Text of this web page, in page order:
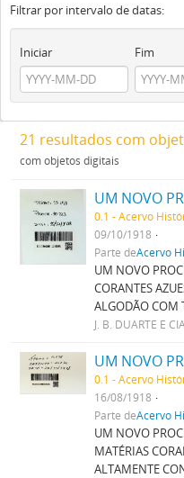
Filtrar por intervalo de datas:
Iniciar Fim
21 resultados com
com objetos digitais
0.1 - Acervo
09/10/1918
Parte deAcervo
UM NOVO
CORANTES
ALGODÃO COM
J. B. DUARTE E CIA.
0.1 - Acervo
16/08/1918
Parte deAcervo
UM NOVO
MATÉRIAS
ALTAMENTE